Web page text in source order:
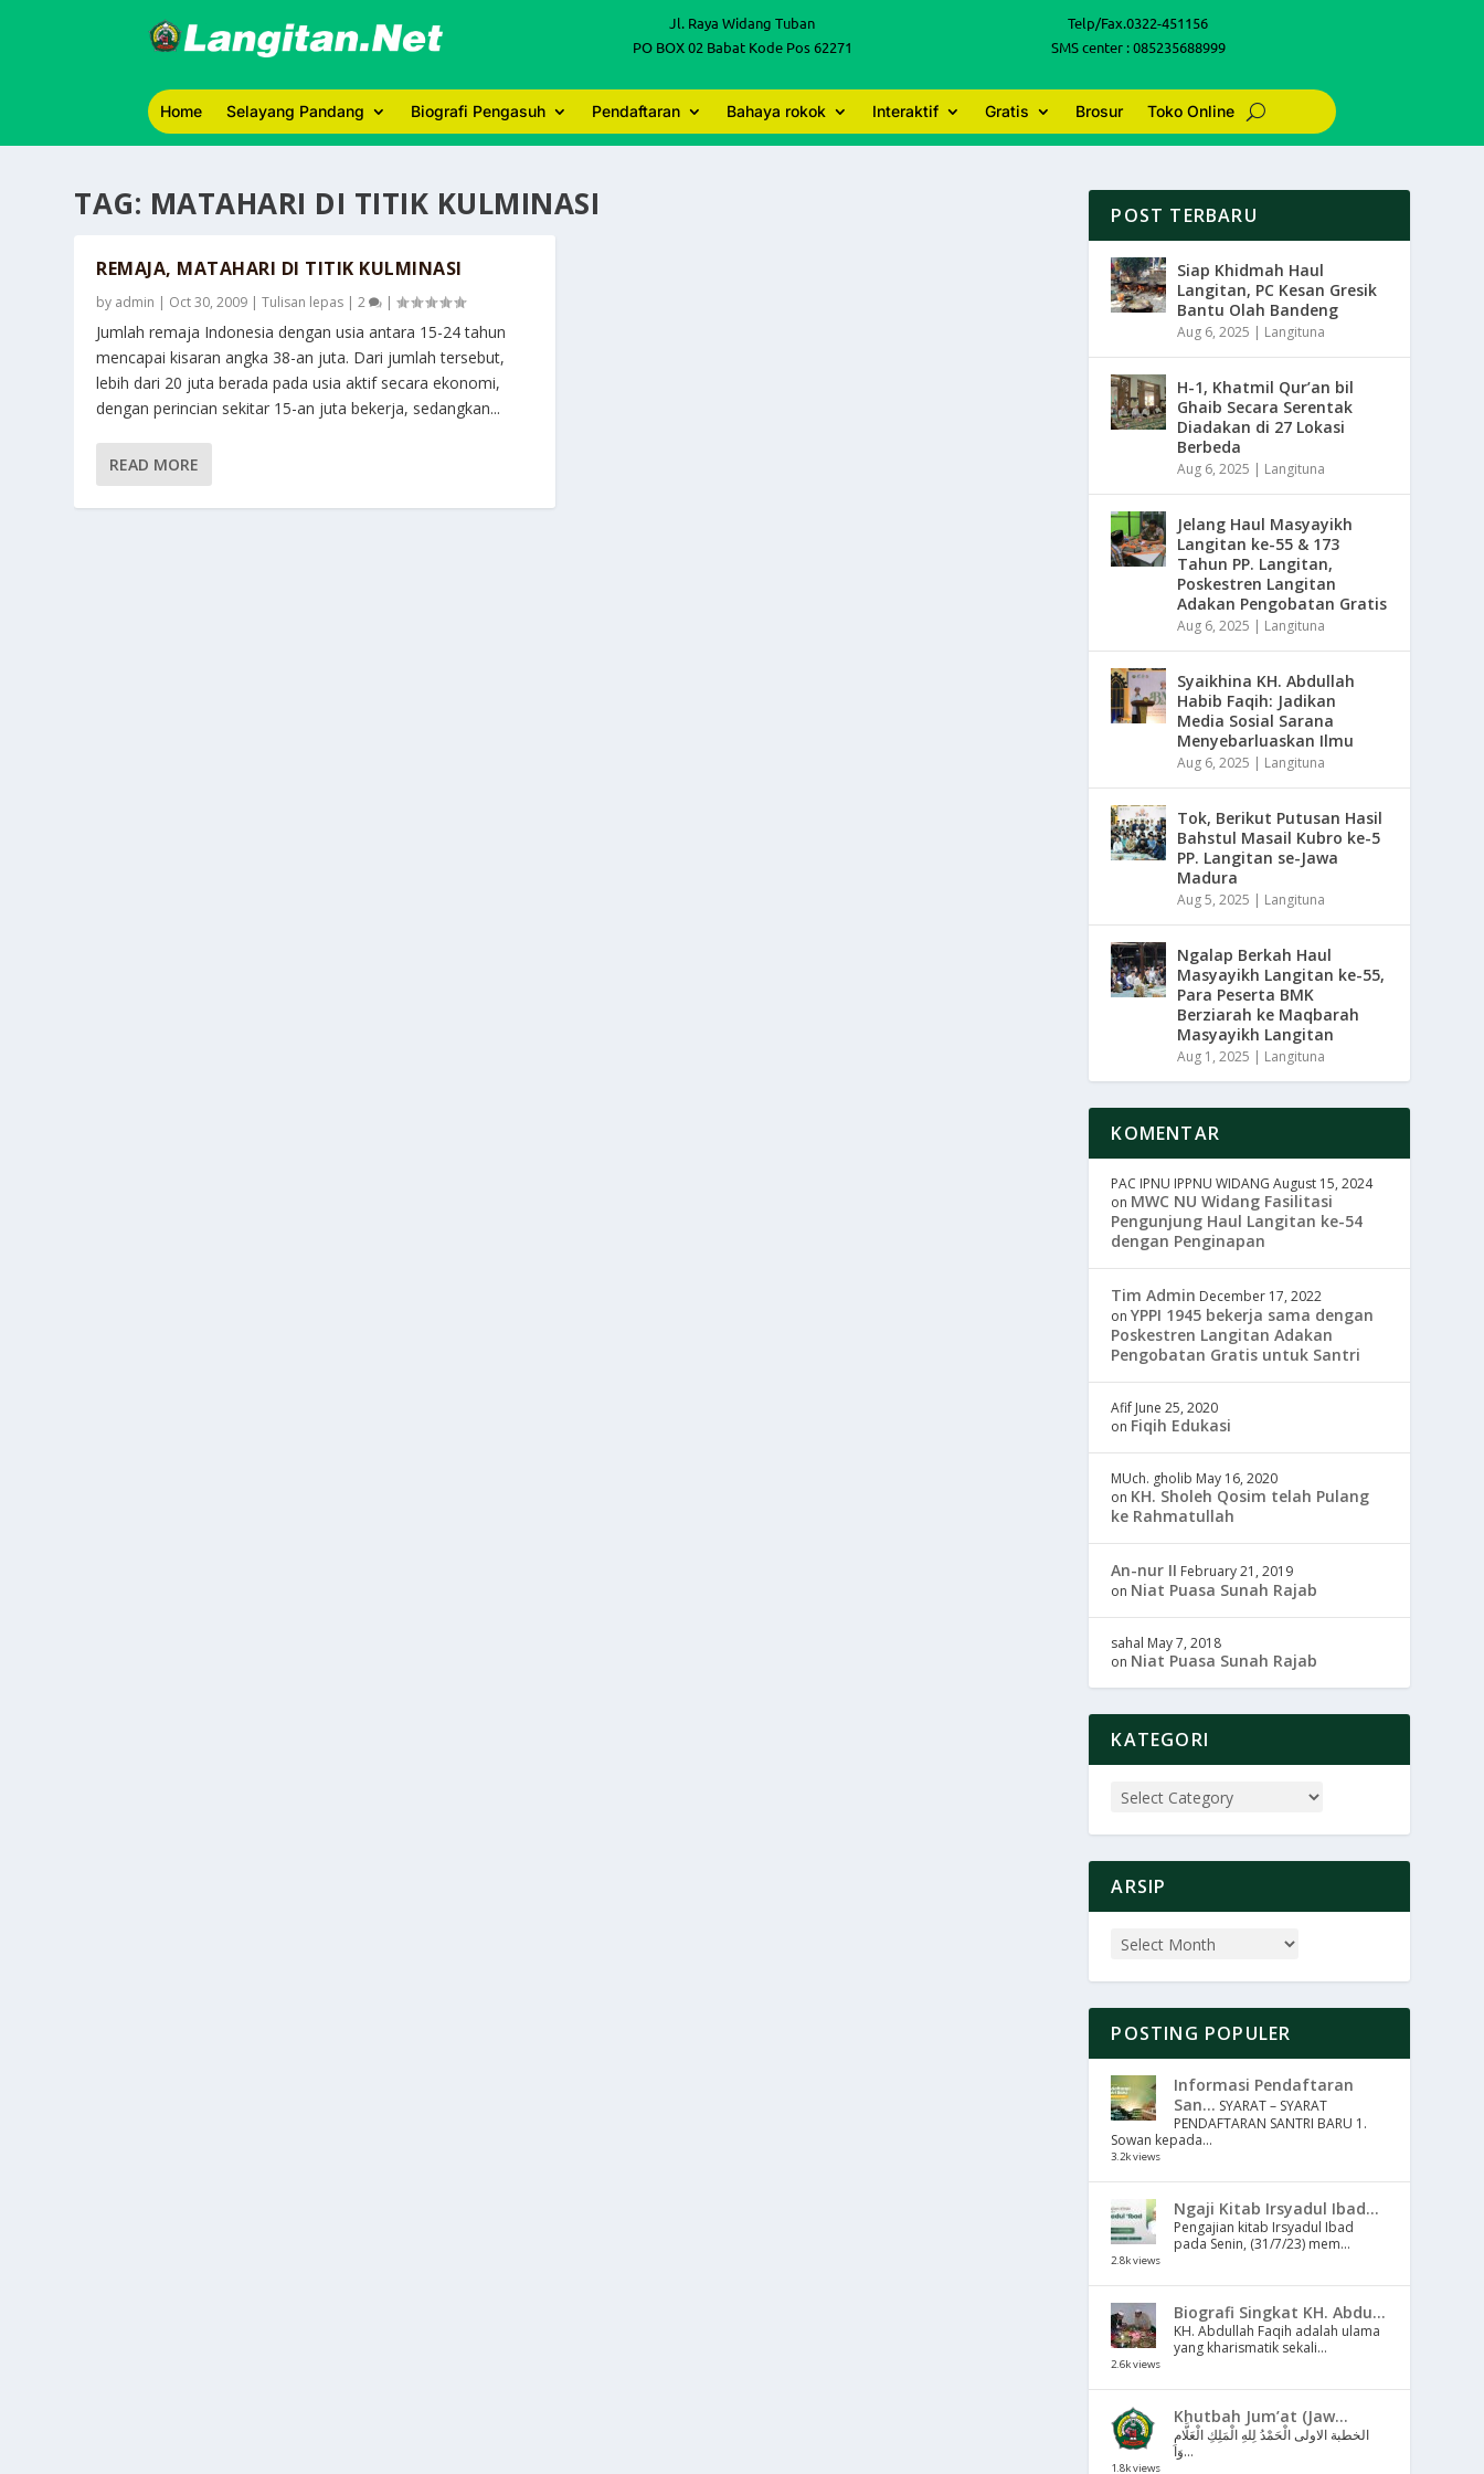
Jl. Raya Widang Tuban
PO BOX 02 Babat Kode Pos 62271
Telp/Fax.0322-451156
SMS center : 085235688999
Home Selayang Pandang Biografi Pengasuh Pendaftaran Bahaya rokok Interaktif Gratis Brosur Toko Online
TAG: MATAHARI DI TITIK KULMINASI
REMAJA, MATAHARI DI TITIK KULMINASI
by admin | Oct 30, 2009 |Tulisan lepas |2 |
Jumlah remaja Indonesia dengan usia antara 15-24 tahun
mencapai kisaran angka 38-an juta. Dari jumlah tersebut,
lebih dari 20 juta berada pada usia aktif secara ekonomi,
dengan perincian sekitar 15-an juta bekerja, sedangkan...
READ MORE
POST TERBARU
Siap Khidmah Haul
Langitan, PC Kesan Gresik
Bantu Olah Bandeng
Aug 6, 2025 | Langituna
H-1, Khatmil Qur’an bil
Ghaib Secara Serentak
Diadakan di 27 Lokasi
Berbeda
Aug 6, 2025 | Langituna
Jelang Haul Masyayikh
Langitan ke-55 & 173
Tahun PP. Langitan,
Poskestren Langitan
Adakan Pengobatan Gratis
Aug 6, 2025 | Langituna
Syaikhina KH. Abdullah
Habib Faqih: Jadikan
Media Sosial Sarana
Menyebarluaskan Ilmu
Aug 6, 2025 | Langituna
Tok, Berikut Putusan Hasil
Bahstul Masail Kubro ke-5
PP. Langitan se-Jawa
Madura
Aug 5, 2025 | Langituna
Ngalap Berkah Haul
Masyayikh Langitan ke-55,
Para Peserta BMK
Berziarah ke Maqbarah
Masyayikh Langitan
Aug 1, 2025 | Langituna
KOMENTAR
PAC IPNU IPPNU WIDANG August 15, 2024
on MWC NU Widang Fasilitasi
Pengunjung Haul Langitan ke-54
dengan Penginapan
Tim Admin December 17, 2022
onYPPI 1945 bekerja sama dengan
Poskestren Langitan Adakan
Pengobatan Gratis untuk Santri
Afif June 25, 2020
on Fiqih Edukasi
MUch. gholib May 16, 2020
on KH. Sholeh Qosim telah Pulang
ke Rahmatullah
An-nur II February 21, 2019
on Niat Puasa Sunah Rajab
sahal May 7, 2018
on Niat Puasa Sunah Rajab
KATEGORI
ARSIP
POSTING POPULER
Informasi Pendaftaran
San... SYARAT – SYARAT
PENDAFTARAN SANTRI BARU 1.
Sowan kepada...
3.2k views
Ngaji Kitab Irsyadul Ibad...
Pengajian kitab Irsyadul Ibad
pada Senin, (31/7/23) mem...
2.8k views
Biografi Singkat KH. Abdu...
KH. Abdullah Faqih adalah ulama
yang kharismatik sekali...
2.6k views
Khutbah Jum’at (Jaw...
الخطبة الاولى الْحَمْدُ لِلهِ الْمَلِكِ الْعَلَّامِ
وَا...
1.8k views